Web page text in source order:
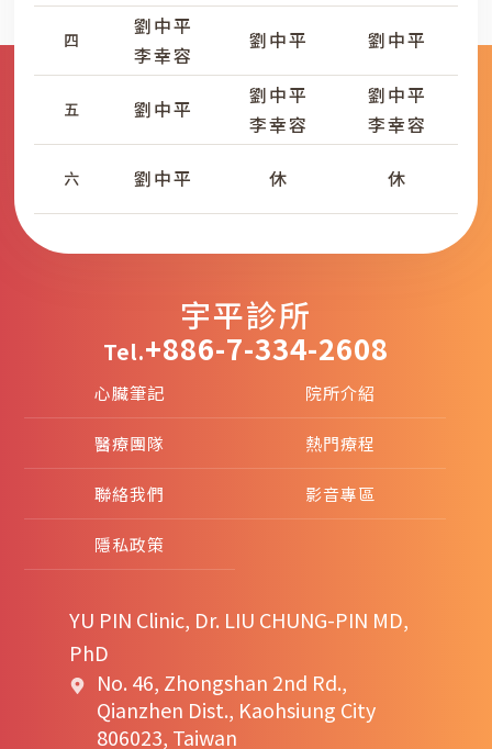
四
五
六
劉中平
李幸容
劉中平
劉中平
劉中平
劉中平
李幸容
休
劉中平
劉中平
李幸容
休
宇平診所
Tel.+886-7-334-2608
心臟筆記 院所介紹
醫療團隊 熱門療程
聯絡我們 影音專區
隱私政策
YU PIN Clinic, Dr. LIU CHUNG-PIN MD,
PhD
No. 46, Zhongshan 2nd Rd.,
Qianzhen Dist., Kaohsiung City
806023, Taiwan